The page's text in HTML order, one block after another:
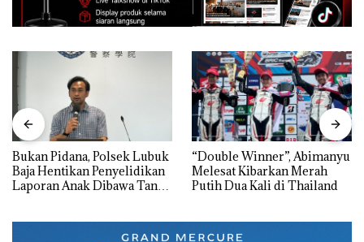
Bukan Pidana, Polsek Lubuk
Baja Hentikan Penyelidikan
Laporan Anak Dibawa Tanpa
“Double Winner”, Abimanyu
Melesat Kibarkan Merah
Putih Dua Kali di Thailand